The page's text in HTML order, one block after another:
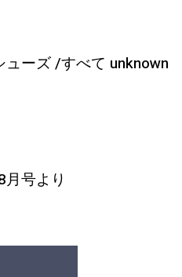
ューズ /すべて unknown
号より